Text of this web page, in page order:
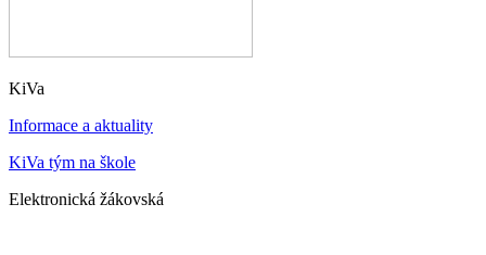
KiVa
Informace a aktuality
KiVa tým na škole
Elektronická žákovská